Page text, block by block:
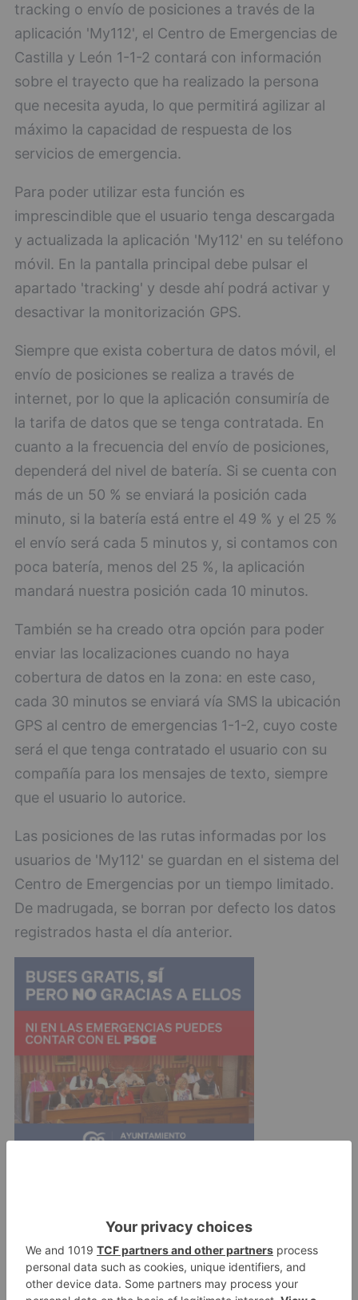
tracking o envío de posiciones a través de la
aplicación 'My112', el Centro de Emergencias de
Castilla y León 1-1-2 contará con información
sobre el trayecto que ha realizado la persona
que necesita ayuda, lo que permitirá agilizar al
máximo la capacidad de respuesta de los
servicios de emergencia.
Para poder utilizar esta función es
imprescindible que el usuario tenga descargada
y actualizada la aplicación 'My112' en su teléfono
móvil. En la pantalla principal debe pulsar el
apartado 'tracking' y desde ahí podrá activar y
desactivar la monitorización GPS.
Siempre que exista cobertura de datos móvil, el
envío de posiciones se realiza a través de
internet, por lo que la aplicación consumiría de
la tarifa de datos que se tenga contratada. En
cuanto a la frecuencia del envío de posiciones,
dependerá del nivel de batería. Si se cuenta con
más de un 50 % se enviará la posición cada
minuto, si la batería está entre el 49 % y el 25 %
el envío será cada 5 minutos y, si contamos con
poca batería, menos del 25 %, la aplicación
mandará nuestra posición cada 10 minutos.
También se ha creado otra opción para poder
enviar las localizaciones cuando no haya
cobertura de datos en la zona: en este caso,
cada 30 minutos se enviará vía SMS la ubicación
GPS al centro de emergencias 1-1-2, cuyo coste
será el que tenga contratado el usuario con su
compañía para los mensajes de texto, siempre
que el usuario lo autorice.
Las posiciones de las rutas informadas por los
usuarios de 'My112' se guardan en el sistema del
Centro de Emergencias por un tiempo limitado.
De madrugada, se borran por defecto los datos
registrados hasta el día anterior.
gestionado más de 600 incidentes donde saber
la localización exacta ha sido parte fundamental
para una resolución lo más rápida y eficaz